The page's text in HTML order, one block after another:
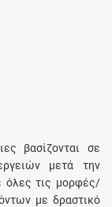
βασίζονται σε
μετά την
όλες τις μορφές/
με δραστικό